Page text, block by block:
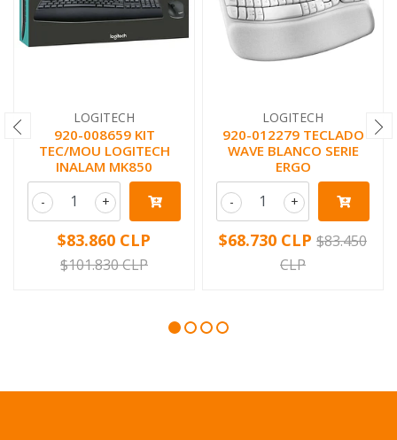
LOGITECH
920-008659 KIT
TEC/MOU LOGITECH
INALAM MK850
+
-
$83.860 CLP
$101.830 CLP
LOGITECH
920-012279 TECLADO
WAVE BLANCO SERIE
ERGO
+
-
$68.730 CLP $83.450
CLP